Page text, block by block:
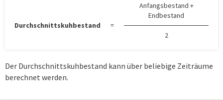
Anfangsbestand +
Endbestand
Durchschnittskuhbestand
=
2
Der Durchschnittskuhbestand kann über beliebige Zeiträume
berechnet werden.